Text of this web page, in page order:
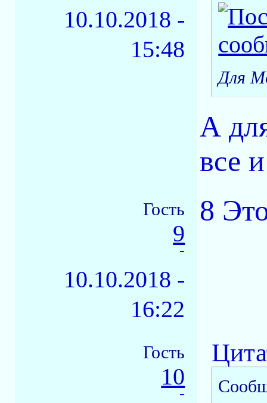
10.10.2018 -
15:48
Для
А
все
Гость
9
-
10.10.2018 -
16:22
8
Гость
10
-